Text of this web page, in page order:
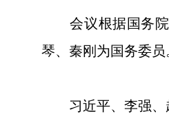
会议根据国务院
琴、秦刚为国务委员
习近平、李强、赵